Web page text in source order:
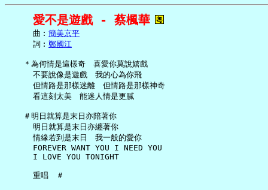
愛不是遊戲 - 蔡楓華
     曲︰
簡美京平
     詞︰
鄭國江
   ＊為何情是這樣奇　喜愛你莫說嬉戲
     不要說像是遊戲　我的心為你飛
     但情路是那樣迷離　但情路是那樣神奇
     看這刻太美　能迷人情是更膩
   ＃明日就算是末日亦陪著你
     明日就算是末日亦纏著你
     情緣若到是末日　我一般的愛你
     FOREVER WANT YOU I NEED YOU
     I LOVE YOU TONIGHT
     重唱　＃